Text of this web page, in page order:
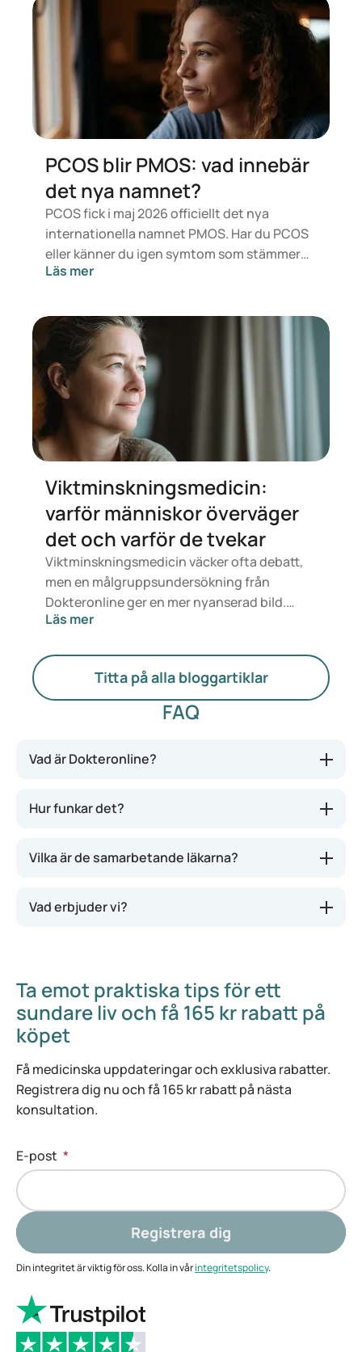
som passar dig bäst avgörs av en läkare
utifrån din hälsa, ditt BMI och din
medicinanvändning.
PCOS blir PMOS: vad innebär
det nya namnet?
PCOS fick i maj 2026 officiellt det nya
internationella namnet PMOS. Har du PCOS
eller känner du igen symtom som stämmer
överens med det? Medicinskt sett förändras
fokus på hormoner, ämnesomsättning och
äggstockarnas funktion.
Läs mer
Viktminskningsmedicin:
varför människor överväger
det och varför de tvekar
Viktminskningsmedicin väcker ofta debatt,
men en målgruppsundersökning från
Dokteronline ger en mer nyanserad bild.
Människor vill inte bara gå ner i vikt, utan
Samtidigt vill de veta om medicinen är säker,
lämplig och prisvärd.
Läs mer
Titta på alla bloggartiklar
FAQ
Vad är Dokteronline?
Hur funkar det?
Vilka är de samarbetande läkarna?
Vad erbjuder vi?
Ta emot praktiska tips för ett
sundare liv och få 165 kr rabatt på
köpet
Få medicinska uppdateringar och exklusiva rabatter.
Registrera dig nu och få 165 kr rabatt på nästa
konsultation.
E-post *
Registrera dig
Din integritet är viktig för oss. Kolla in vårintegritetspolicy.